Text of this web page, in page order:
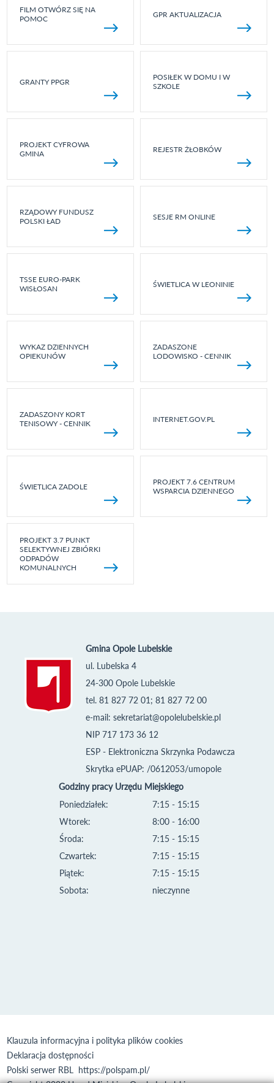
FILM OTWÓRZ SIĘ NA
POMOC
GPR AKTUALIZACJA
GRANTY PPGR
POSIŁEK W DOMU I W
SZKOLE
PROJEKT CYFROWA
GMINA
REJESTR ŻŁOBKÓW
RZĄDOWY FUNDUSZ
POLSKI ŁAD
SESJE RM ONLINE
TSSE EURO-PARK
WISŁOSAN
ŚWIETLICA W LEONINIE
WYKAZ DZIENNYCH
OPIEKUNÓW
ZADASZONE
LODOWISKO - CENNIK
ZADASZONY KORT
TENISOWY - CENNIK
INTERNET.GOV.PL
ŚWIETLICA ZADOLE
PROJEKT 7.6 CENTRUM
WSPARCIA DZIENNEGO
PROJEKT 3.7 PUNKT
SELEKTYWNEJ ZBIÓRKI
ODPADÓW
KOMUNALNYCH
Gmina Opole Lubelskie
ul. Lubelska 4
24-300 Opole Lubelskie
tel. 81 827 72 01; 81 827 72 00
e-mail: sekretariat@opolelubelskie.pl
NIP 717 173 36 12
ESP - Elektroniczna Skrzynka Podawcza
Skrytka ePUAP: /0612053/umopole
Godziny pracy Urzędu Miejskiego
Poniedziałek:
Wtorek:
Środa:
Czwartek:
Piątek:
Sobota:
7:15 - 15:15
8:00 - 16:00
7:15 - 15:15
7:15 - 15:15
7:15 - 15:15
nieczynne
Klauzula informacyjna i polityka plików cookies
Deklaracja dostępności
Polski serwer RBL https://polspam.pl/